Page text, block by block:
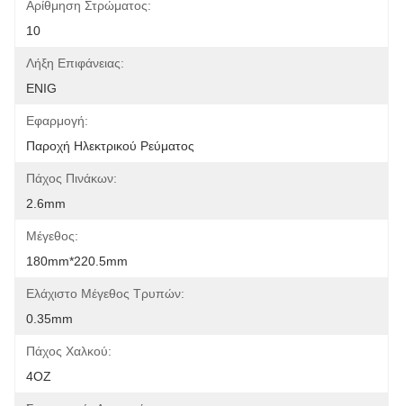
Αρίθμηση Στρώματος:
10
Λήξη Επιφάνειας:
ENIG
Εφαρμογή:
Παροχή Ηλεκτρικού Ρεύματος
Πάχος Πινάκων:
2.6mm
Μέγεθος:
180mm*220.5mm
Ελάχιστο Μέγεθος Τρυπών:
0.35mm
Πάχος Χαλκού:
4OZ